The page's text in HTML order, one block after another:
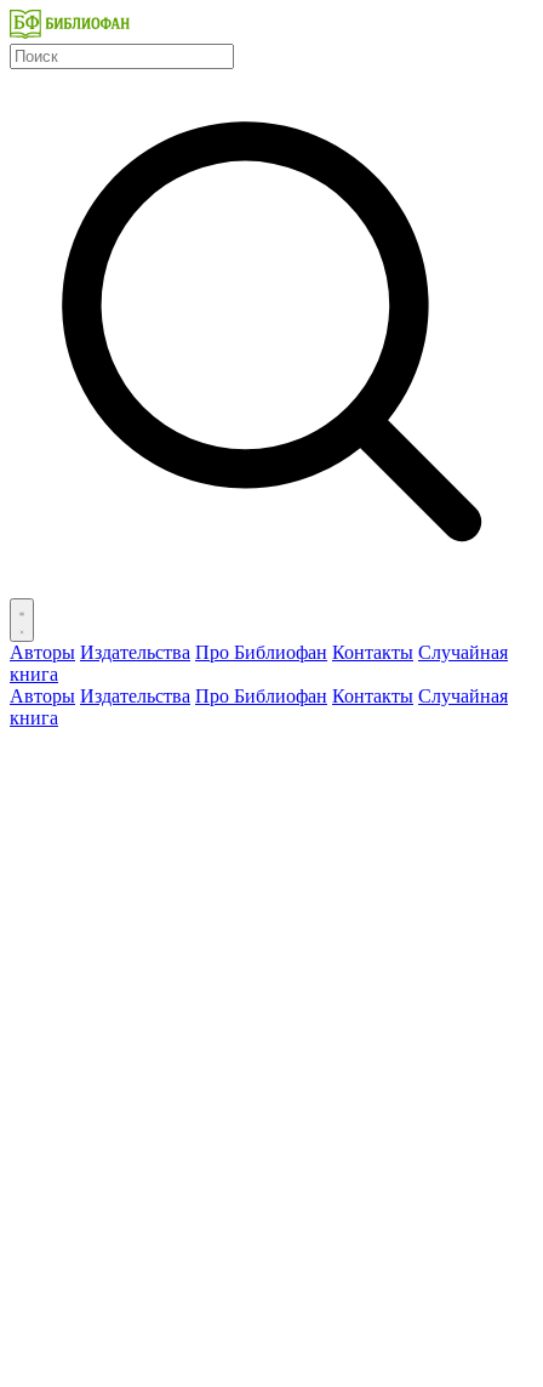
Авторы Издательства Про Библиофан Контакты Случайная
книга
Авторы Издательства Про Библиофан Контакты Случайная
книга